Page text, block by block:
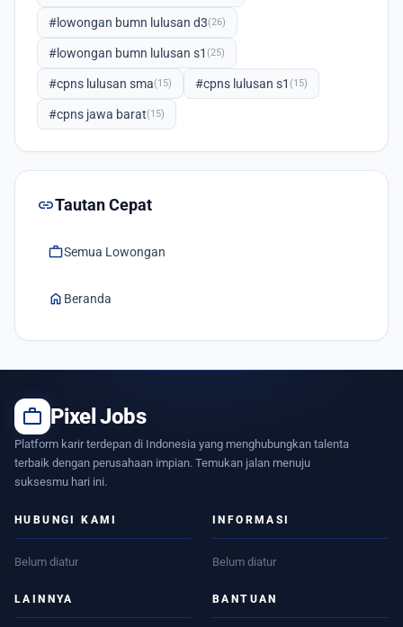
#lowongan bumn lulusan d3(26)
#lowongan bumn lulusan s1 (25)
#cpns lulusan sma(15) #cpns lulusan s1 (15)
#cpns jawa barat(15)
linkTautan Cepat
workSemua Lowongan
home Beranda
work Pixel Jobs
Platform karir terdepan di Indonesia yang menghubungkan talenta
terbaik dengan perusahaan impian. Temukan jalan menuju
suksesmu hari ini.
HUBUNGI KAMI
Belum diatur
INFORMASI
Belum diatur
LAINNYA BANTUAN